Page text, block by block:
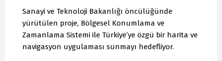
Sanayi ve Teknoloji Bakanlığı öncülüğünde
yürütülen proje, Bölgesel Konumlama ve
Zamanlama Sistemi ile Türkiye’ye özgü bir harita ve
navigasyon uygulaması sunmayı hedefliyor.